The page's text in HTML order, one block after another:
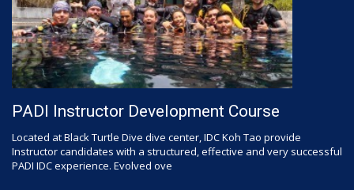
PADI Instructor Development Course
Located at Black Turtle Dive dive center, IDC Koh Tao provide
Instructor candidates with a structured, effective and very successful
PADI IDC experience. Evolved ove